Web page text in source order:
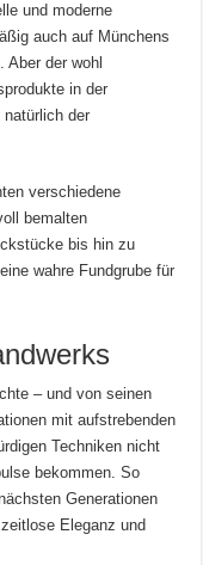
und moderne
auch auf Münchens
Aber der wohl
in der
der
verschiedene
bemalten
bis hin zu
wahre Fundgrube für
– und von seinen
mit aufstrebenden
Techniken nicht
bekommen. So
Generationen
Eleganz und